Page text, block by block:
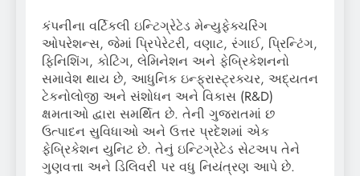
કંપનીના વર્ટિકલી ઇન્ટિગ્રેટેડ મેન્યુફેક્ચરિંગ
ઓપરેશન્સ, જેમાં પ્રિપેરેટરી, વણાટ, રંગાઈ, પ્રિન્ટિંગ,
ફિનિશિંગ, કોટિંગ, લેમિનેશન અને ફેબ્રિકેશનનો
સમાવેશ થાય છે, આધુનિક ઇન્ફ્રાસ્ટ્રક્ચર, અદ્યતન
ટેકનોલોજી અને સંશોધન અને વિકાસ (R&D)
ક્ષમતાઓ દ્વારા સમર્થિત છે. તેની ગુજરાતમાં છ
ઉત્પાદન સુવિધાઓ અને ઉત્તર પ્રદેશમાં એક
ફેબ્રિકેશન યુનિટ છે. તેનું ઇન્ટિગ્રેટેડ સેટઅપ તેને
ગુણવત્તા અને ડિલિવરી પર વધુ નિયંત્રણ આપે છે.